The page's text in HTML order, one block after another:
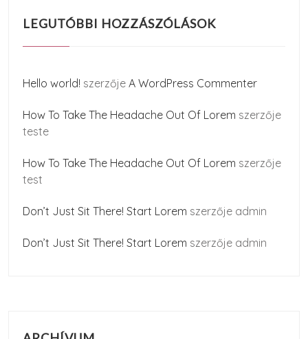
LEGUTÓBBI HOZZÁSZÓLÁSOK
Hello world! szerzője A WordPress Commenter
How To Take The Headache Out Of Lorem szerzője
teste
How To Take The Headache Out Of Lorem szerzője
test
Don’t Just Sit There! Start Lorem szerzője admin
Don’t Just Sit There! Start Lorem szerzője admin